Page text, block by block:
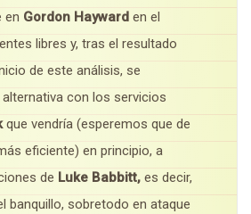
en Gordon Hayward en el
libres y, tras el resultado
de este análisis, se
con los servicios
que vendría (esperemos que de
eficiente) en principio, a
de Luke Babbitt, es decir,
banquillo, sobretodo en ataque